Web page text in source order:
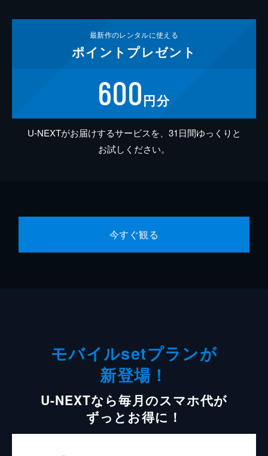
最新作のレンタルに使える
ポイント プレゼント
600円分
U-NEXTがお届けするサービスを、31日間ゆっくりと
お試しください。
今すぐ観る
モバイルsetプランが
新登場！
U-NEXTなら毎月のスマホ代が
ずっとお得に！